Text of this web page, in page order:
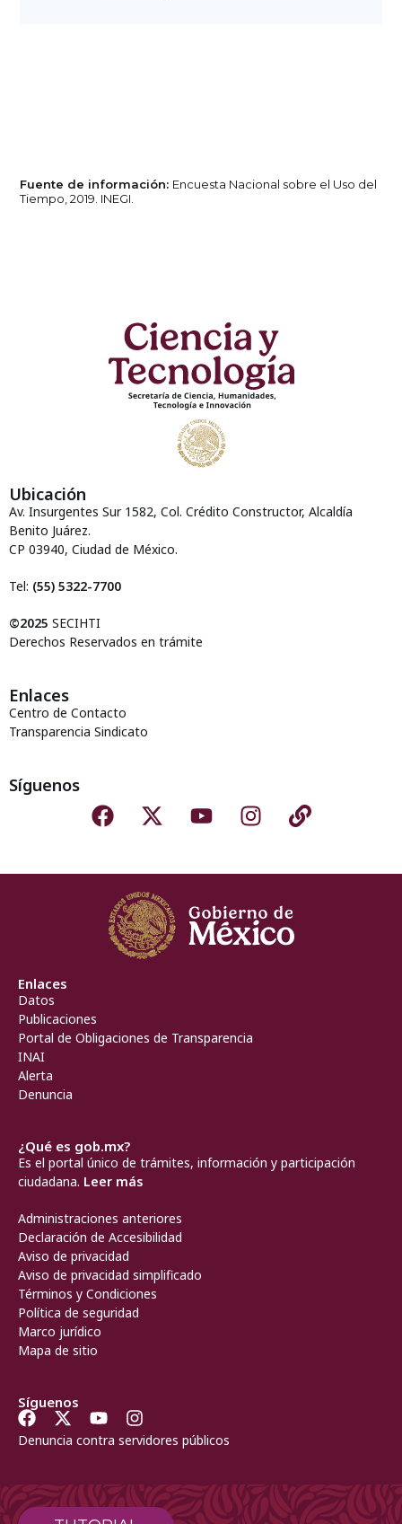
Fuente de información: Encuesta Nacional sobre el Uso del
Tiempo, 2019. INEGI.
Ubicación
Av. Insurgentes Sur 1582, Col. Crédito Constructor, Alcaldía
Benito Juárez.
CP 03940, Ciudad de México.
Tel: (55) 5322-7700
©2025 SECIHTI
Derechos Reservados en trámite
Enlaces
Centro de Contacto
Transparencia Sindicato
Síguenos
Enlaces
Datos
Publicaciones
Portal de Obligaciones de Transparencia
INAI
Alerta
Denuncia
¿Qué es gob.mx?
Es el portal único de trámites, información y participación
ciudadana. Leer más
Administraciones anteriores
Declaración de Accesibilidad
Aviso de privacidad
Aviso de privacidad simplificado
Términos y Condiciones
Política de seguridad
Marco jurídico
Mapa de sitio
Síguenos
Denuncia contra servidores públicos